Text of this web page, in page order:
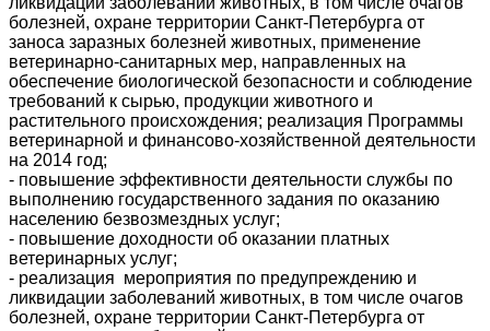
болезней, охране территории Санкт-Петербурга от
заноса заразных болезней животных, применение
ветеринарно-санитарных мер, направленных на
обеспечение биологической безопасности и соблюдение
требований к сырью, продукции животного и
растительного происхождения; реализация Программы
ветеринарной и финансово-хозяйственной деятельности
на 2014 год;
- повышение эффективности деятельности службы по
выполнению государственного задания по оказанию
населению безвозмездных услуг;
- повышение доходности об оказании платных
ветеринарных услуг;
- реализация мероприятия по предупреждению и
ликвидации заболеваний животных, в том числе очагов
болезней, охране территории Санкт-Петербурга от